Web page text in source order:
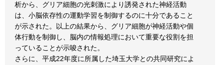
析から、グリア細胞の光刺激により誘発された神経活動
は、小脳依存性の運動学習を制御するのに十分であること
が示された。以上の結果から、グリア細胞が神経活動や個
体行動を制御し、脳内の情報処理において重要な役割を担
っていることが示唆された。
さらに、平成22年度に所属した埼玉大学との共同研究によ